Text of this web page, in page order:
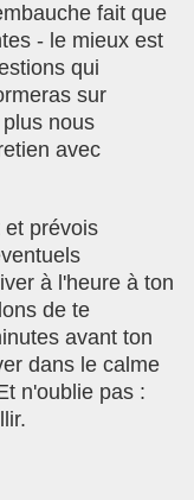
fait que
- le mieux est
qui
sur
nous
avec
et prévois
à l'heure à ton
de te
avant ton
dans le calme
n'oublie pas :